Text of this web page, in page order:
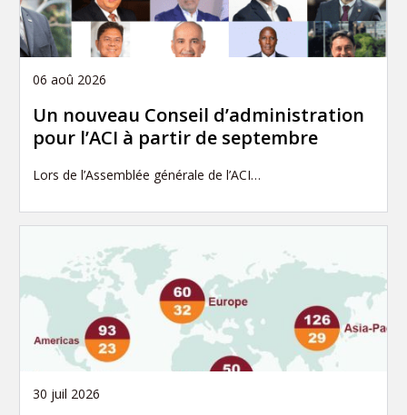
06 aoû 2026
Un nouveau Conseil d’administration
pour l’ACI à partir de septembre
Lors de l’Assemblée générale de l’ACI…
30 juil 2026